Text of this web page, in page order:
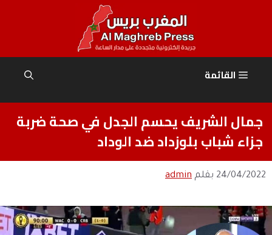
القائمة
جمال الشريف يحسم الجدل في صحة ضربة
جزاء شباب بلوزداد ضد الوداد
24/04/2022 بقلم admin